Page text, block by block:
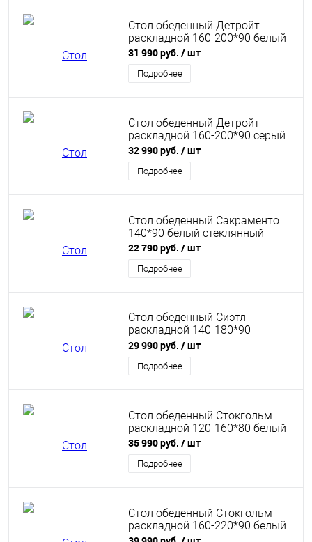
Стол обеденный Детройт
раскладной 160-200*90 белый
31 990 руб. / шт
Подробнее
Стол обеденный Детройт
раскладной 160-200*90 серый
32 990 руб. / шт
Подробнее
Стол обеденный Сакраменто
140*90 белый стеклянный
22 790 руб. / шт
Подробнее
Стол обеденный Сиэтл
раскладной 140-180*90
глянцевый белый
29 990 руб. / шт
Подробнее
Стол обеденный Стокгольм
раскладной 120-160*80 белый
35 990 руб. / шт
Подробнее
Стол обеденный Стокгольм
раскладной 160-220*90 белый